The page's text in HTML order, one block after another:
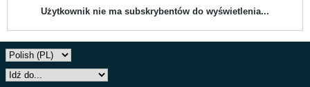
Użytkownik nie ma subskrybentów do wyświetlenia...